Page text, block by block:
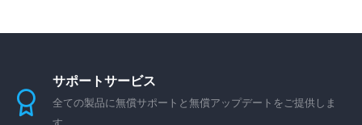
サポートサービス
全ての製品に無償サポートと無償アップデートをご提供しま